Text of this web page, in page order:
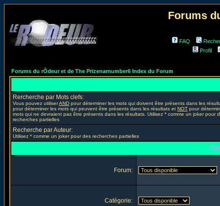
Forums
FAQ
Profil
Forums du rÔdeur et de The Prizenarnumber6 Index du Forum
Rercherche par Mots clefs:
Vous pouvez utiliserAND pour déterminer les mots qui doivent être présents dans les
pour déterminer les mots qui peuvent être présents dans les résultats et NOT pour
mots qui ne devraient pas être présents dans les résultats. Utilisez * comme un joker pour
recherches partielles
Recherche par Auteur:
Utilisez * comme un joker pour des recherches partielles
Forum:
Catégorie: